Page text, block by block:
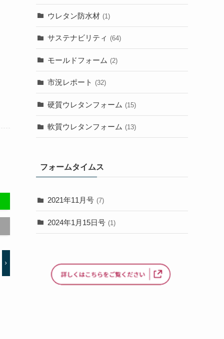
ウレタン防水材 (1)
サステナビリティ (64)
モールドフォーム (2)
市況レポート (32)
硬質ウレタンフォーム (15)
軟質ウレタンフォーム (13)
フォームタイムス
2021年11月号 (7)
2024年1月15日号 (1)